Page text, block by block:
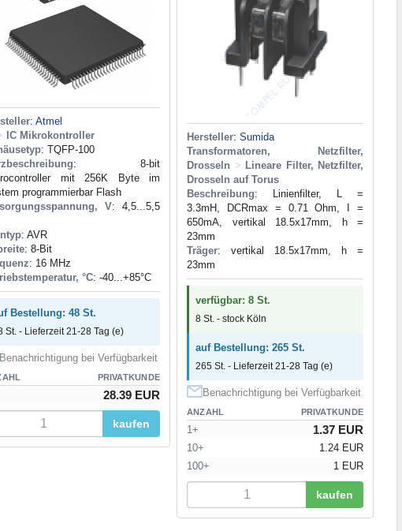
: Atmel
IC Mikrokontroller
: TQFP-100
: 8-bit
mit 256K Byte im
programmierbar Flash
V: 4,5...5,5
: AVR
: 8-Bit
: 16 MHz
°C: -40...+85°С
Bestellung: 48 St.
St. - Lieferzeit 21-28 Tag (e)
Benachrichtigung bei Verfügbarkeit
PRIVATKUNDE
28.39 EUR
kaufen
Hersteller: Sumida
Transformatoren, Netzfilter,
Drosseln > Lineare Filter, Netzfilter,
Drosseln auf Torus
Beschreibung: Linienfilter, L =
3.3mH, DCRmax = 0.71 Ohm, I =
650mA, vertikal 18.5x17mm, h =
23mm
Träger: vertikal 18.5x17mm, h =
23mm
verfügbar: 8 St.
8 St. - stock Köln
auf Bestellung: 265 St.
265 St. - Lieferzeit 21-28 Tag (e)
Benachrichtigung bei Verfügbarkeit
ANZAHL PRIVATKUNDE
1+ 1.37 EUR
10+
1.24 EUR
100+
1 EUR
kaufen